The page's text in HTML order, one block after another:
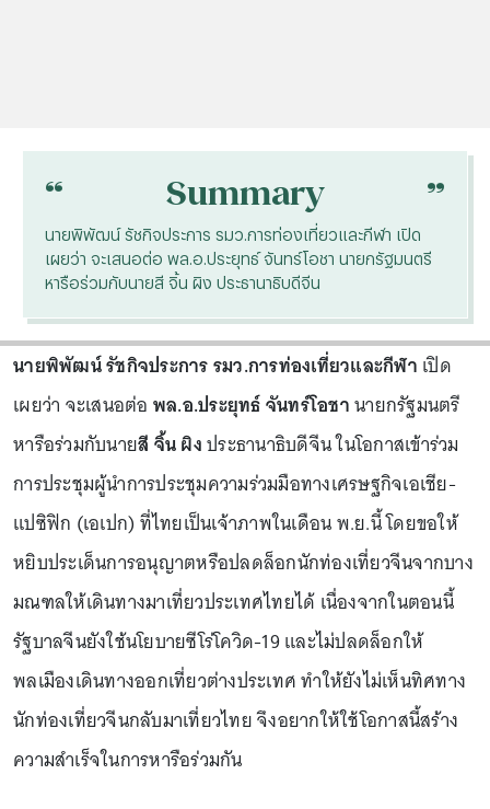
“ Summary “
นายพิพัฒน์ รัชกิจประการ รมว.การท่องเที่ยวและกีฬา เปิด
เผยว่า จะเสนอต่อ พล.อ.ประยุทธ์ จันทร์โอชา นายกรัฐมนตรี
หารือร่วมกับนายสี จิ้น ผิง ประธานาธิบดีจีน
นายพิพัฒน์ รัชกิจประการ รมว.การท่องเที่ยวและกีฬา เปิด
เผยว่า จะเสนอต่อ พล.อ.ประยุทธ์ จันทร์โอชานายกรัฐมนตรี
หารือร่วมกับนายสี จิ้น ผิงประธานาธิบดีจีน ในโอกาสเข้าร่วม
การประชุมผู้นำการประชุมความร่วมมือทางเศรษฐกิจเอเชีย-
แปซิฟิก (เอเปก) ที่ไทยเป็นเจ้าภาพในเดือน พ.ย.นี้ โดยขอให้
หยิบประเด็นการอนุญาตหรือปลดล็อกนักท่องเที่ยวจีนจากบาง
มณฑลให้เดินทางมาเที่ยวประเทศไทยได้ เนื่องจากในตอนนี้
รัฐบาลจีนยังใช้นโยบายซีโร่โควิด-19 และไม่ปลดล็อกให้
พลเมืองเดินทางออกเที่ยวต่างประเทศ ทำให้ยังไม่เห็นทิศทาง
นักท่องเที่ยวจีนกลับมาเที่ยวไทย จึงอยากให้ใช้โอกาสนี้สร้าง
ความสำเร็จในการหารือร่วมกัน